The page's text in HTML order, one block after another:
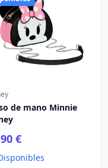
de mano Minnie
€